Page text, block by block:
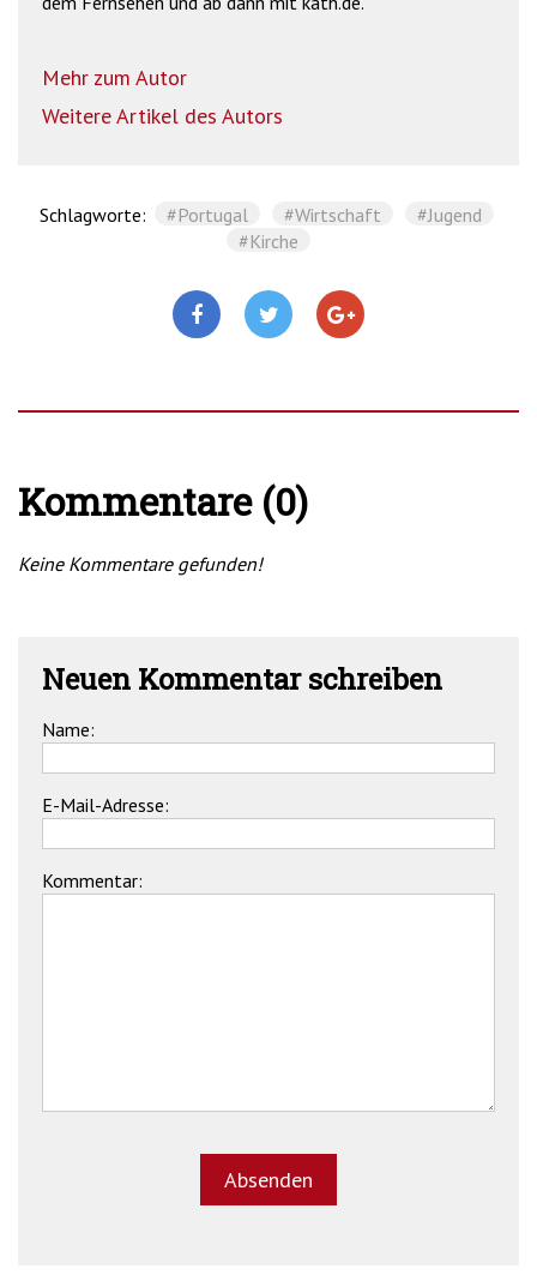
Mehr zum Autor
Weitere Artikel des Autors
Schlagworte: #Portugal #Wirtschaft
#Jugend
#Kirche
Kommentare (0)
Keine Kommentare gefunden!
Neuen Kommentar schreiben
Name:
E-Mail-Adresse:
Kommentar: